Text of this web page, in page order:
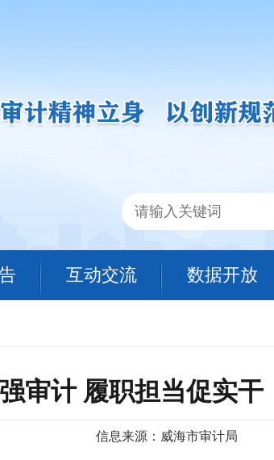
互动交流 数据开放
审计 履职担当促实干
信息来源： 威海市审计局